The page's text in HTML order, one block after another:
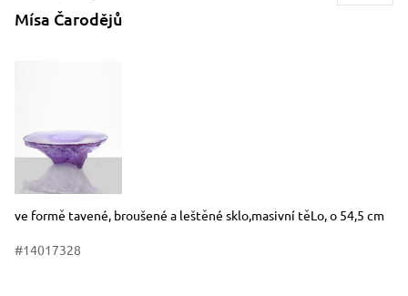
Mísa Čarodějů
Rozměry
Stručný popis předmětu
ve formě tavené, broušené a leštěné sklo,masivní těLo, o 54,5 cm
#14017328